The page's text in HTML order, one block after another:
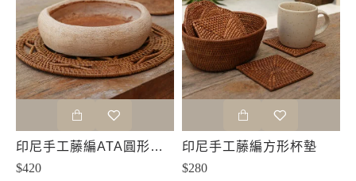
印尼手工藤編ATA圓形簍空餐墊
$420
印尼手工藤編方形杯墊
$280